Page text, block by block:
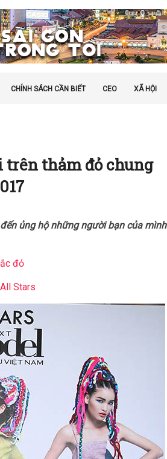
CHÍNH SÁCH CẦN BIẾT CEO XÃ HỘI
trên thảm đỏ chung
ủng hộ những người bạn của mình
đỏ
Stars